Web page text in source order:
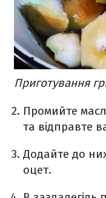
Приготування
Промийте
та відправте
Додайте до
оцет.